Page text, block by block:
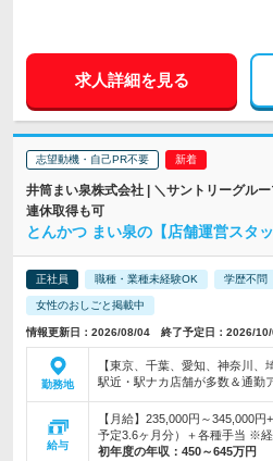
求人詳細を見る
志望動機・自己PR不要
井筒まい泉株式会社 | ＼サントリーグル
連休取得も可
とんかつ まい泉の【店舗運営スタ
正社員 職種・業種未経験OK 学歴不問
女性のおしごと掲載中
情報更新日：2026/08/04 終了予定日：2026/
勤務地
【東京、千葉、愛知、神奈川
駅近・駅ナカ店舗が多数＆通勤
給与
【月給】235,000円～345,000
予定3.6ヶ月分）＋各種手当 ※
初年度の年収： 450～645万円